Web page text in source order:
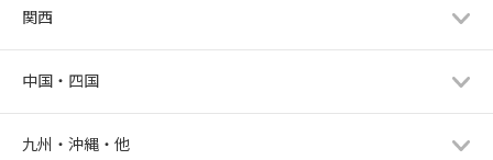
関西
中国・四国
九州・沖縄・他